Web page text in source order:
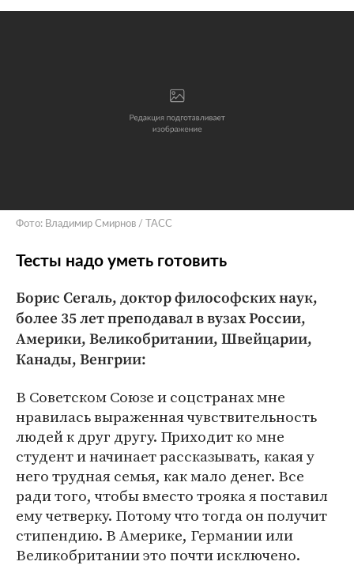
Фото: Владимир Смирнов / ТАСС
Тесты надо уметь готовить
Борис Сегаль, доктор философских наук,
более 35 лет преподавал в вузах России,
Америки, Великобритании, Швейцарии,
Канады, Венгрии:
В Советском Союзе и соцстранах мне
нравилась выраженная чувствительность
людей к друг другу. Приходит ко мне
студент и начинает рассказывать, какая у
него трудная семья, как мало денег. Все
ради того, чтобы вместо трояка я поставил
ему четверку. Потому что тогда он получит
стипендию. В Америке, Германии или
Великобритании это почти исключено.